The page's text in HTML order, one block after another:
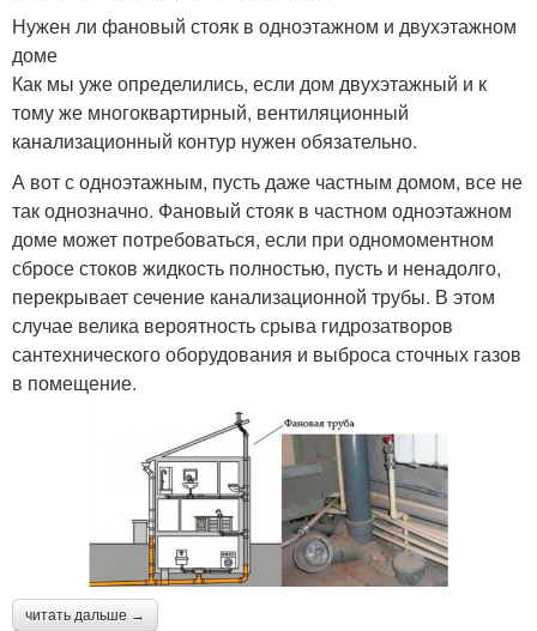
Нужен ли фановый стояк в одноэтажном и двухэтажном
доме
Как мы уже определились, если дом двухэтажный и к
тому же многоквартирный, вентиляционный
канализационный контур нужен обязательно.
А вот с одноэтажным, пусть даже частным домом, все не
так однозначно. Фановый стояк в частном одноэтажном
доме может потребоваться, если при одномоментном
сбросе стоков жидкость полностью, пусть и ненадолго,
перекрывает сечение канализационной трубы. В этом
случае велика вероятность срыва гидрозатворов
сантехнического оборудования и выброса сточных газов
в помещение.
читать дальше →